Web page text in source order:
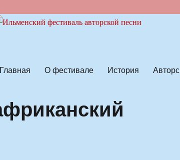
Главная О фестивале История